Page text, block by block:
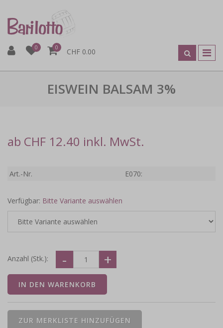
0 0 CHF 0.00
EISWEIN BALSAM 3%
ab CHF 12.40 inkl. MwSt.
Art.-Nr. E070:
Verfügbar: Bitte Variante auswählen
Anzahl (Stk.):